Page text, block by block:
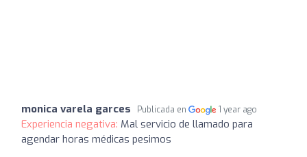
monica varela garces Publicada en 1 year ago
Experiencia negativa: Mal servicio de llamado para
agendar horas médicas pesimos